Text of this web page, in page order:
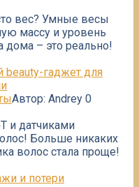
вес? Умные весы
массу и уровень
дома – это реально!
beauty-гаджет для
Автор: Andrey 0
и датчиками
Больше никаких
волос стала проще!
и потери